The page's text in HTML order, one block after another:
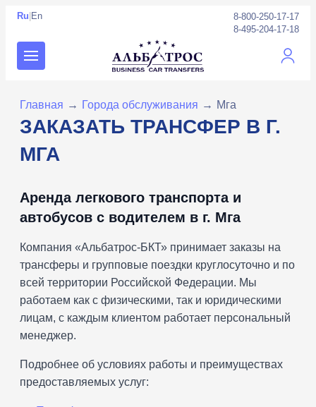
Ru En
8-800-250-17-17
8-495-204-17-18
Главная → Города обслуживания → Мга
ЗАКАЗАТЬ ТРАНСФЕР В Г.
МГА
Аренда легкового транспорта и
автобусов с водителем в г. Мга
Компания «Альбатрос-БКТ» принимает заказы на
трансферы и групповые поездки круглосуточно и по
всей территории Российской Федерации. Мы
работаем как с физическими, так и юридическими
лицам, с каждым клиентом работает персональный
менеджер.
Подробнее об условиях работы и преимуществах
предоставляемых услуг: